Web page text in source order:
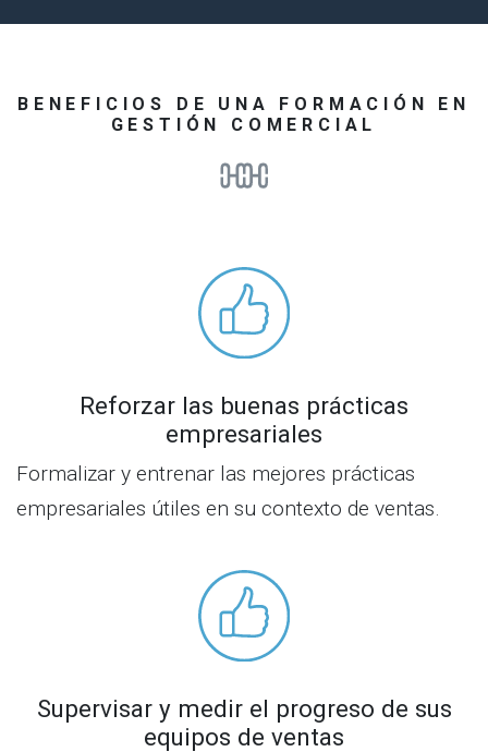
BENEFICIOS DE UNA FORMACIÓN EN
GESTIÓN COMERCIAL
Reforzar las buenas prácticas
empresariales
Formalizar y entrenar las mejores prácticas
empresariales útiles en su contexto de ventas.
Supervisar y medir el progreso de sus
equipos de ventas